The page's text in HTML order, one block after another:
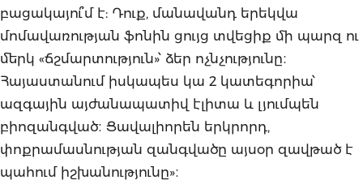
բացակայու՞մ է: Դուք, մանավանդ երեկվա
մոմավառության ֆոնին ցույց տվեցիք մի պարզ ու
մերկ «ճշմարտություն»՝ ձեր ոչնչությունը։
Հայաստանում իսկապես կա 2 կատեգորիա՝
ազգային այժանապատիվ էլիտա և լյումպեն
բիոզանգված։ Ցավալիորեն երկրորդ,
փոքրամասնության զանգվածը այսօր զավթած է
պահում իշխանությունը»։